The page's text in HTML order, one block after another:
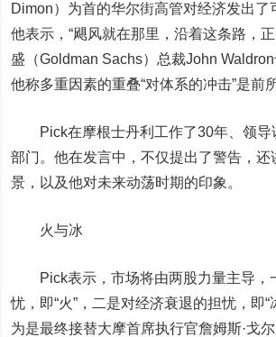
Dimon）为首的华尔街高管对经济发出了
他表示，“飓风就在那里，沿着这条路，
盛（Goldman Sachs）总裁John Waldron
他称多重因素的重叠“对体系的冲击”是前
Pick在摩根士丹利工作了30年、领导
部门。他在发言中，不仅提出了警告，还
景，以及他对未来动荡时期的印象。
火与冰
Pick表示，市场将由两股力量主导，
忧，即“火”，二是对经济衰退的担忧，即“
为是最终接替大摩首席执行官詹姆斯·戈